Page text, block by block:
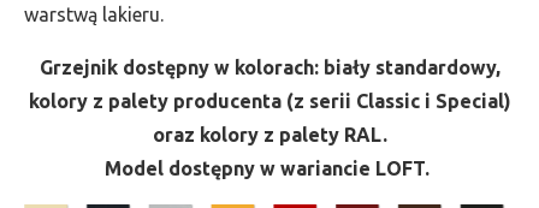
warstwą lakieru.
Grzejnik dostępny w kolorach: biały standardowy,
kolory z palety producenta (z serii Classic i Special)
oraz kolory z palety RAL.
Model dostępny w wariancie LOFT.